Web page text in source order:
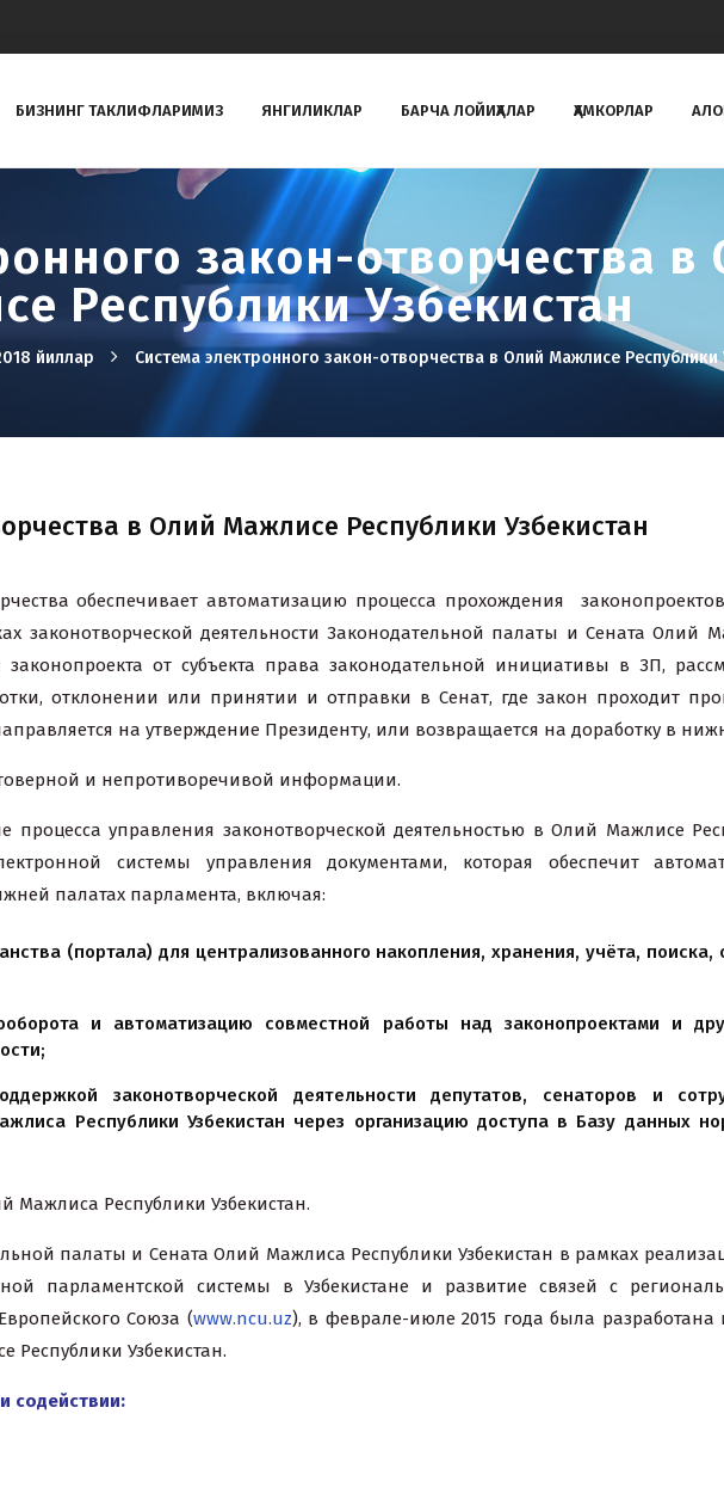
БИЗНИНГ ТAКЛИФЛAРИМИЗ ЯНГИЛИКЛАР БАРЧА ЛОЙИҲАЛАР ҲАМКОРЛАР
закон-отворчества в
Республики Узбекистан
йиллар Система электронного закон-отворчества в Олий Мажлисе Республики
в Олий Мажлисе Республики Узбекистан
обеспечивает автоматизацию процесса прохождения
законотворческой деятельности Законодательной палаты и Сената Олий
от субъекта права законодательной инициативы в ЗП,
отклонении или принятии и отправки в Сенат, где закон проходит
на утверждение Президенту, или возвращается на доработку в
и непротиворечивой информации.
управления законотворческой деятельностью в Олий Мажлисе
системы управления документами, которая обеспечит
палатах парламента, включая:
(портала) для централизованного накопления, хранения, учёта,
и автоматизацию совместной работы над законопроектами и
законотворческой деятельности депутатов, сенаторов и
Республики Узбекистан через организацию доступа в Базу данных
Мажлиса Республики Узбекистан.
палаты и Сената Олий Мажлиса Республики Узбекистан в рамках
парламентской системы в Узбекистане и развитие связей с
Союза (www.ncu.uz), в феврале-июле 2015 года была разработана
Республики Узбекистан.
содействии: